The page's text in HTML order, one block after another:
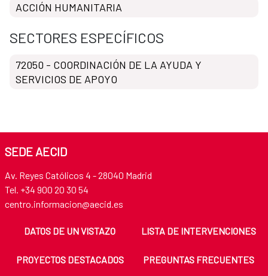
ACCIÓN HUMANITARIA
SECTORES ESPECÍFICOS
72050 - COORDINACIÓN DE LA AYUDA Y
SERVICIOS DE APOYO
SEDE AECID
Av. Reyes Católicos 4 - 28040 Madrid
Tel. +34 900 20 30 54
centro.informacion@aecid.es
DATOS DE UN VISTAZO LISTA DE INTERVENCIONES
PROYECTOS DESTACADOS PREGUNTAS FRECUENTES